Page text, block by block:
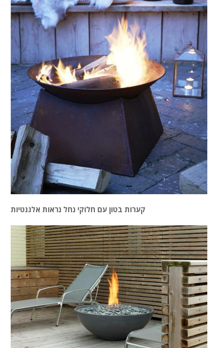
קערות בטון עם חלוקי נחל נראות אלגנטיות